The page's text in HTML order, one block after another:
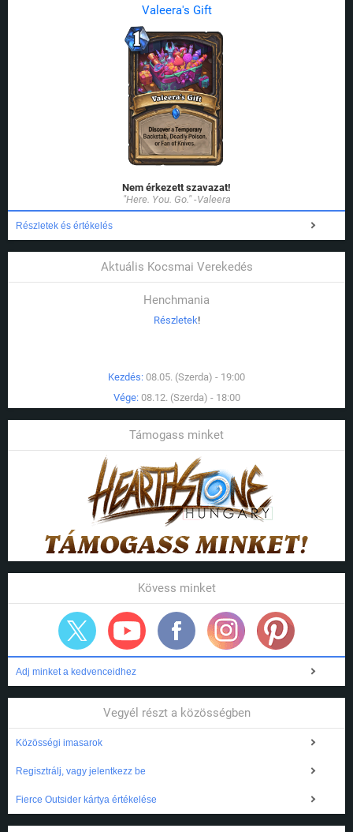
Valeera's Gift
Nem érkezett szavazat!
"Here. You. Go." -Valeera
Részletek és értékelés
Aktuális Kocsmai Verekedés
Henchmania
Részletek!
Kezdés: 08.05. (Szerda) - 19:00
Vége: 08.12. (Szerda) - 18:00
Támogass minket
Kövess minket
Adj minket a kedvenceidhez
Vegyél részt a közösségben
Közösségi imasarok
Regisztrálj, vagy jelentkezz be
Fierce Outsider kártya értékelése